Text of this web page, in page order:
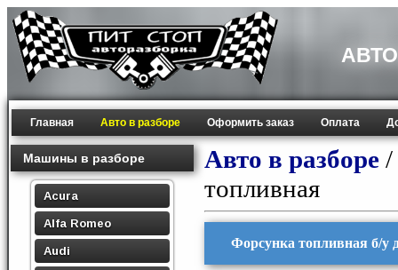
Главная Авто в разборе Оформить заказ Оплата
Машины в разборе
Acura
Alfa Romeo
Audi
Авто в разборе /
топливная
Форсунка топливная б/у